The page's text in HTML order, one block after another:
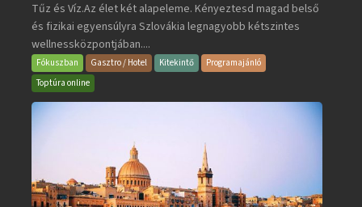
Poprad
·
Wellness
és
Gyógyfürdő
Tűz és Víz.Az élet két alapeleme. Kényeztesd magad belső
és fizikai egyensúlyra Szlovákia legnagyobb kétszintes
wellnessközpontjában....
Fókuszban Gasztro / Hotel Kitekintő
Programajánló
Toptúra online